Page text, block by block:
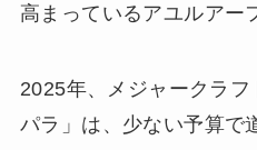
高まっているアユルアー
2025年、メジャークラ
パラ」は、少ない予算で